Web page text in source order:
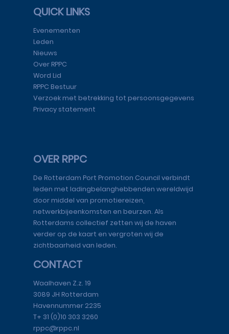
QUICK LINKS
Evenementen
Leden
Nieuws
Over RPPC
Word Lid
RPPC Bestuur
Verzoek met betrekking tot persoonsgegevens
Privacy statement
OVER RPPC
De Rotterdam Port Promotion Council verbindt
leden met ladingbelanghebbenden wereldwijd
door middel van promotiereizen,
netwerkbijeenkomsten en beurzen. Als
Rotterdams collectief zetten wij de haven
verder op de kaart en vergroten wij de
zichtbaarheid van leden.
CONTACT
Waalhaven Z.z. 19
3089 JH Rotterdam
Havennummer 2235
T+ 31 (0)10 303 3260
rppc@rppc.nl